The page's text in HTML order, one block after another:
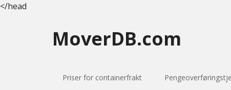
</head
MoverDB.com
Priser for containerfrakt